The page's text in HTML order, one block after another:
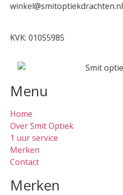
winkel@smitoptiekdrachten.nl
KVK: 01055985
Menu
Home
Over Smit Optiek
1 uur service
Merken
Contact
Merken